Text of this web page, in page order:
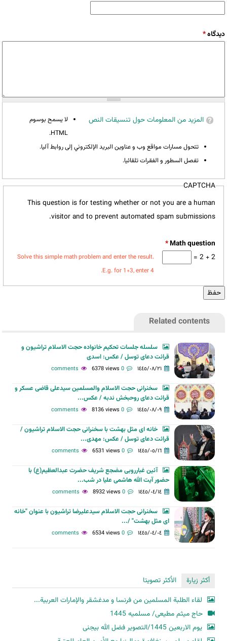
‏دیدگاه ‏*
المزيد من المعلومات حول تنسيقات النص
لا يسمح بوسوم
HTML.
تتحول مسارات مواقع وب و عناوين البريد الإلكتروني إلى روابط آليا.
تفصل السطور و الفقرات تلقائيا.
CAPTCHA
This question is for testing whether or not you are a human
visitor and to prevent automated spam submissions.
*
2 + 2 =
Solve this simple math problem and enter the result.
E.g. for 1+3, enter 4.
Related contents
سلسله جلسات تحکیم خانواده حجت الاسلام تراشیون و
قرائت دعای توسل / عکس: اسدی
١٤٤٥/٠٨/٢١ 0 comments
6378 views
سخنرانی حجت الاسلام والمسلمین سیدعلی قاضی عسکر و
قرائت دعای روحبخش ندبه / عکس...
١٤٤٥/٠٨/٠٩ 0 comments
8136 views
خانه ای مثل بهشت با سخنرانی حجت الاسلام تراشیون /
قرائت دعای توسل / عکس: مهدی...
١٤٤٥/٠٥/١٦ 0 comments
6531 views
آئین غبارروبی مضجع شریف حضرت عبدالعظیم(ع) با
حضور آیت الله هاشمی علیا در شب...
١٤٤٥/٠٤/١٤ 0 comments
8932 views
سخنرانی حجت الاسلام سیدعلیرضا تراشیون با عنوان "خانه
ای مثل بهشت" /...
١٤٤٥/٠٤/٠٤ 0 comments
6534 views
أكثر زيارة
الأكثر تصويتا
لقاء الطلبة المسلمين من فرنسا و مدغشقر والإمارات العربية...
حاج میثم مطیعی/ مسلمیه 1445
یوم الاربعین 1445/التصویر فضل الله بیجنی